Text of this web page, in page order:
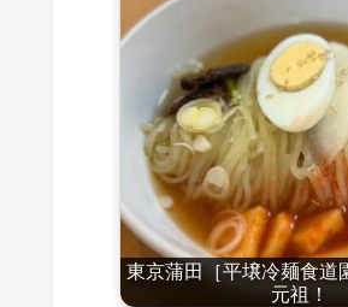
東京蒲田［平壌冷麺食道
元祖！